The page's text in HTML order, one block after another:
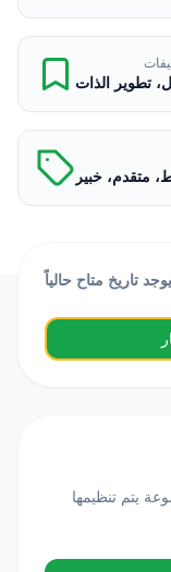
تطوير الذات
متقدم، خبير
تاريخ متاح حالياً
يتم تنظيمها